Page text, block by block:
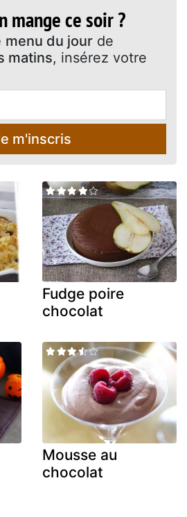
mange ce soir ?
menu du jour de
matins, insérez votre
m'inscris
Fudge poire
chocolat
Mousse au
chocolat